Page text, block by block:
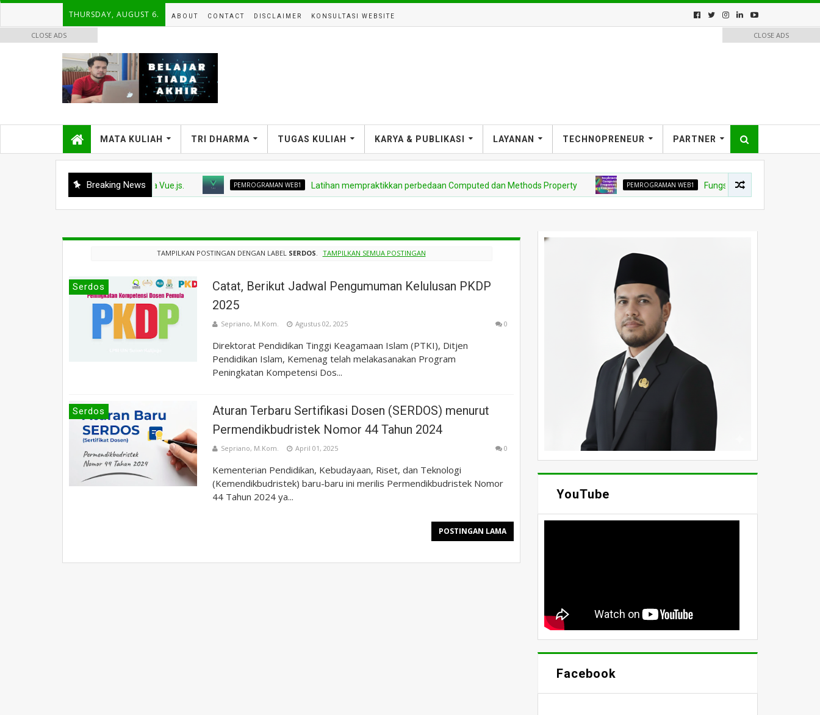
THURSDAY, AUGUST 6. ABOUT CONTACT DISCLAIMER KONSULTASI WEBSITE
MATA KULIAH TRI DHARMA TUGAS KULIAH KARYA & PUBLIKASI LAYANAN TECHNOPRENEUR PARTNER
Breaking News
Watcher pada Vue.js. PEMROGRAMAN WEB1 Latihan mempraktikkan perbedaan Computed dan Methods Property PEMROGRAMAN WEB1 Fungsi computed dan methods
TAMPILKAN POSTINGAN DENGAN LABEL SERDOS. TAMPILKAN SEMUA POSTINGAN
Serdos
Catat, Berikut Jadwal Pengumuman Kelulusan PKDP
2025
Sepriano, M.Kom. Agustus 02, 2025 0
Direktorat Pendidikan Tinggi Keagamaan Islam (PTKI), Ditjen
Pendidikan Islam, Kemenag telah melakasanakan Program
Peningkatan Kompetensi Dos...
Serdos
Aturan Terbaru Sertifikasi Dosen (SERDOS) menurut
Permendikbudristek Nomor 44 Tahun 2024
Sepriano, M.Kom. April 01, 2025 0
Kementerian Pendidikan, Kebudayaan, Riset, dan Teknologi
(Kemendikbudristek) baru-baru ini merilis Permendikbudristek Nomor
44 Tahun 2024 ya...
POSTINGAN LAMA
YouTube
Facebook
CLOSE ADS CLOSE ADS